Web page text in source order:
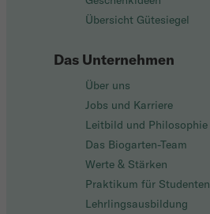
Übersicht Gütesiegel
Das Unternehmen
Über uns
Jobs und Karriere
Leitbild und Philosophie
Das Biogarten-Team
Werte & Stärken
Praktikum für Studenten
Lehrlingsausbildung